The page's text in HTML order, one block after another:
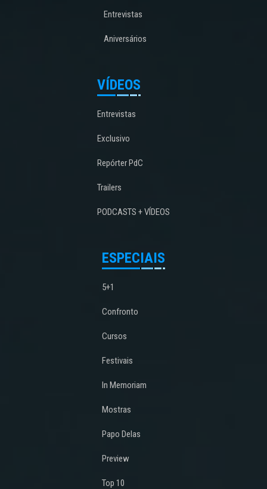
Entrevistas
Aniversários
VÍDEOS
Entrevistas
Exclusivo
Repórter PdC
Trailers
PODCASTS + VÍDEOS
ESPECIAIS
5+1
Confronto
Cursos
Festivais
In Memoriam
Mostras
Papo Delas
Preview
Top 10